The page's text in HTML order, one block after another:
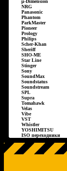
µ-Dimension
NRG
Panasonic
Phantom
ParkMaster
Pioneer
Prology
Philips
Scher-Khan
Sheriff
SHO-ME
Star Line
Stinger
Sony
SoundMax
Soundstatus
Soundstream
SPL
Supra
Tomahawk
Velas
Vibe
VST
Whistler
YOSHIMITSU
ISO переходники